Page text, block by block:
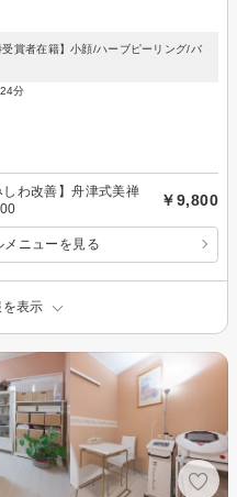
賞者在籍】小顔/ハーブピーリング/バ
分
しわ改善】舟津式美禅
￥9,800
ニューを見る
表示